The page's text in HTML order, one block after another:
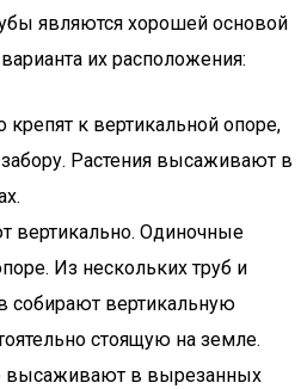
являются хорошей основой
их расположения:
крепят к вертикальной опоре,
Растения высаживают в
вертикально. Одиночные
Из нескольких труб и
собирают вертикальную
стоящую на земле.
высаживают в вырезанных